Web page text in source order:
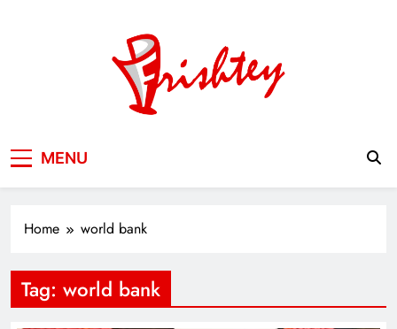
MENU
Home world bank
Tag: world bank